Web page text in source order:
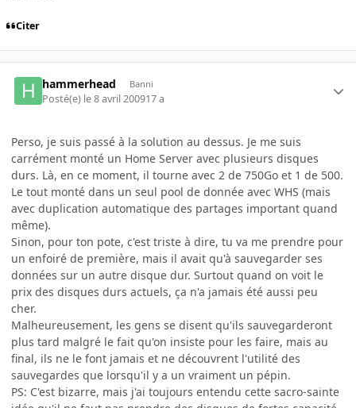
Citer
hammerhead Banni
Posté(e) le 8 avril 200917 a
Perso, je suis passé à la solution au dessus. Je me suis
carrément monté un Home Server avec plusieurs disques
durs. Là, en ce moment, il tourne avec 2 de 750Go et 1 de 500.
Le tout monté dans un seul pool de donnée avec WHS (mais
avec duplication automatique des partages important quand
même).
Sinon, pour ton pote, c'est triste à dire, tu va me prendre pour
un enfoiré de première, mais il avait qu'à sauvegarder ses
données sur un autre disque dur. Surtout quand on voit le
prix des disques durs actuels, ça n'a jamais été aussi peu
cher.
Malheureusement, les gens se disent qu'ils sauvegarderont
plus tard malgré le fait qu'on insiste pour les faire, mais au
final, ils ne le font jamais et ne découvrent l'utilité des
sauvegardes que lorsqu'il y a un vraiment un pépin.
PS: C'est bizarre, mais j'ai toujours entendu cette sacro-sainte